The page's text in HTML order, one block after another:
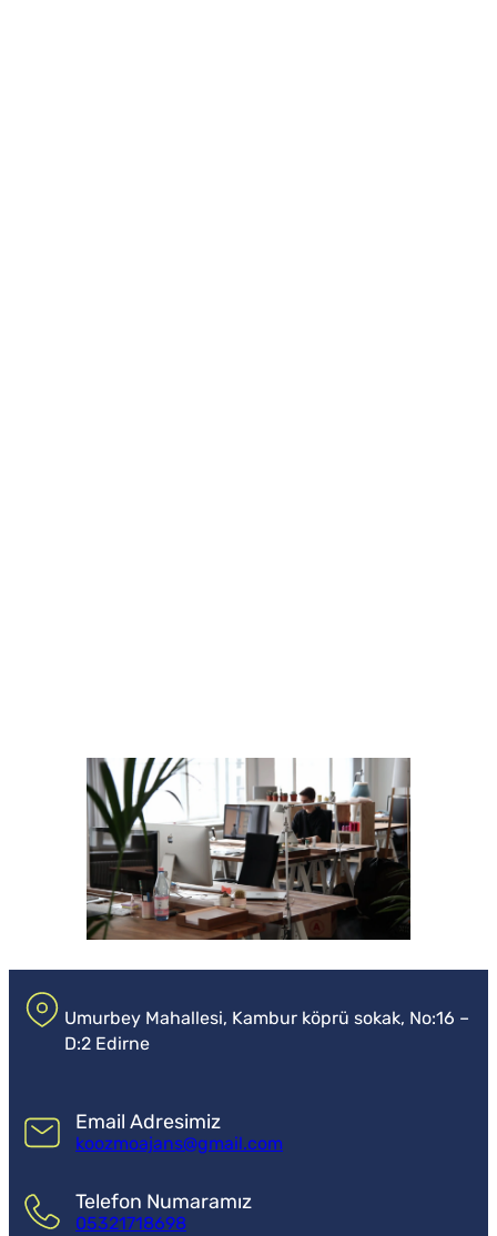
Umurbey Mahallesi, Kambur köprü sokak, No:16 –
D:2 Edirne
Email Adresimiz
koozmoajans@gmail.com
Telefon Numaramız
05321718698